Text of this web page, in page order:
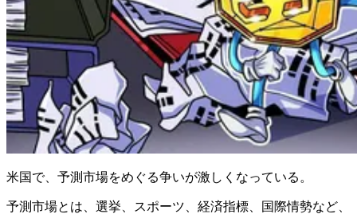
米国で、予測市場をめぐる争いが激しくなっている。
予測市場とは、選挙、スポーツ、経済指標、国際情勢など、